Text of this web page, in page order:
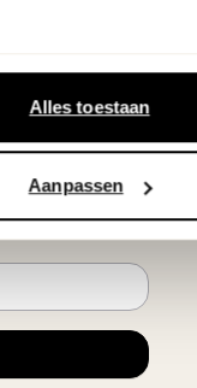
Alles toestaan
Aanpassen
je eerste
van de
en